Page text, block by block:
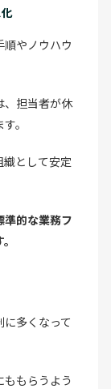
やノウハウ
、担当者が休
。
として安定
準的な業務フ
多くなって
もらうよう